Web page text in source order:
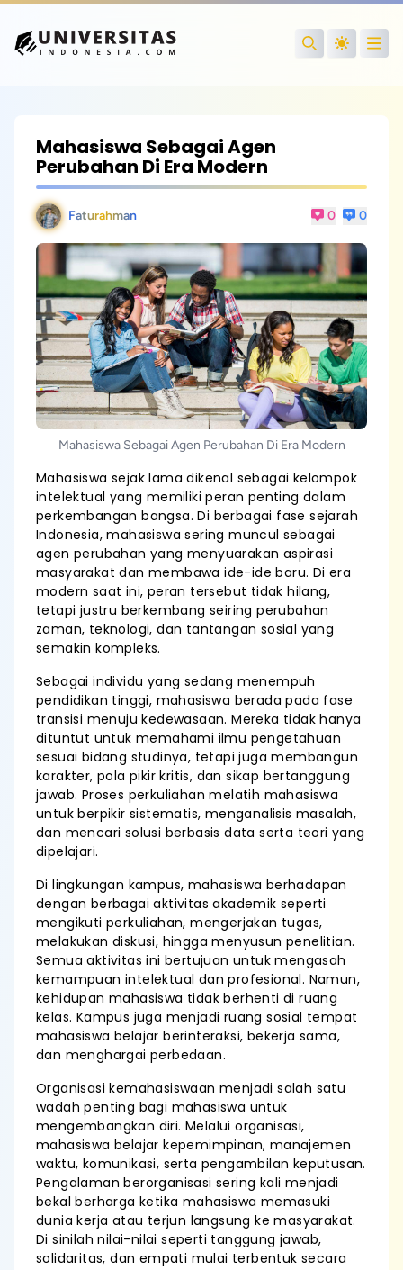
Search
Mahasiswa Sebagai Agen
Perubahan Di Era Modern
Faturahman 0 0
Mahasiswa Sebagai Agen Perubahan Di Era Modern
Mahasiswa sejak lama dikenal sebagai kelompok
intelektual yang memiliki peran penting dalam
perkembangan bangsa. Di berbagai fase sejarah
Indonesia, mahasiswa sering muncul sebagai
agen perubahan yang menyuarakan aspirasi
masyarakat dan membawa ide-ide baru. Di era
modern saat ini, peran tersebut tidak hilang,
tetapi justru berkembang seiring perubahan
zaman, teknologi, dan tantangan sosial yang
semakin kompleks.
Sebagai individu yang sedang menempuh
pendidikan tinggi, mahasiswa berada pada fase
transisi menuju kedewasaan. Mereka tidak hanya
dituntut untuk memahami ilmu pengetahuan
sesuai bidang studinya, tetapi juga membangun
karakter, pola pikir kritis, dan sikap bertanggung
jawab. Proses perkuliahan melatih mahasiswa
untuk berpikir sistematis, menganalisis masalah,
dan mencari solusi berbasis data serta teori yang
dipelajari.
Di lingkungan kampus, mahasiswa berhadapan
dengan berbagai aktivitas akademik seperti
mengikuti perkuliahan, mengerjakan tugas,
melakukan diskusi, hingga menyusun penelitian.
Semua aktivitas ini bertujuan untuk mengasah
kemampuan intelektual dan profesional. Namun,
kehidupan mahasiswa tidak berhenti di ruang
kelas. Kampus juga menjadi ruang sosial tempat
mahasiswa belajar berinteraksi, bekerja sama,
dan menghargai perbedaan.
Organisasi kemahasiswaan menjadi salah satu
wadah penting bagi mahasiswa untuk
mengembangkan diri. Melalui organisasi,
mahasiswa belajar kepemimpinan, manajemen
waktu, komunikasi, serta pengambilan keputusan.
Pengalaman berorganisasi sering kali menjadi
bekal berharga ketika mahasiswa memasuki
dunia kerja atau terjun langsung ke masyarakat.
Di sinilah nilai-nilai seperti tanggung jawab,
solidaritas, dan empati mulai terbentuk secara